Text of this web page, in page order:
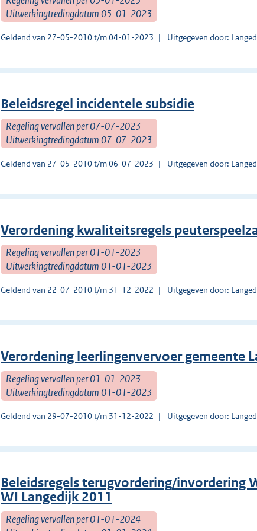
Uitwerkingtredingdatum 05-01-2023
Geldend van 27-05-2010 t/m 04-01-2023 Uitgegeven door:
Beleidsregel incidentele subsidie
Regeling vervallen per 07-07-2023
Uitwerkingtredingdatum 07-07-2023
Geldend van 27-05-2010 t/m 06-07-2023 Uitgegeven door:
Verordening kwaliteitsregels
Regeling vervallen per 01-01-2023
Uitwerkingtredingdatum 01-01-2023
Geldend van 22-07-2010 t/m 31-12-2022 Uitgegeven door:
Verordening leerlingenvervoer gemeente
Regeling vervallen per 01-01-2023
Uitwerkingtredingdatum 01-01-2023
Geldend van 29-07-2010 t/m 31-12-2022 Uitgegeven door:
Beleidsregels terugvordering/invordering
WI Langedijk 2011
Regeling vervallen per 01-01-2024